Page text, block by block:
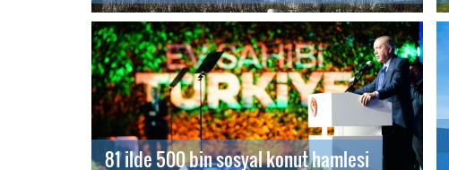
81 ilde 500 bin sosyal konut hamlesi